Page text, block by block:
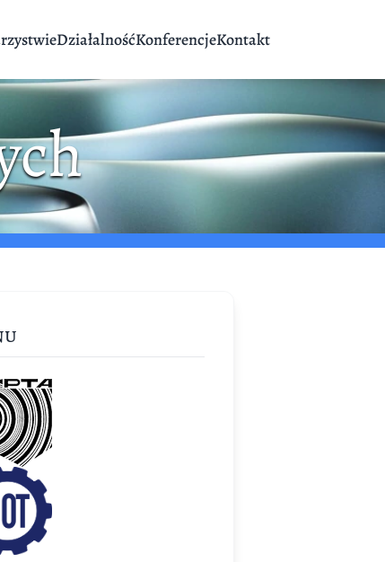
DziałalnośćKonferencjeKontakt